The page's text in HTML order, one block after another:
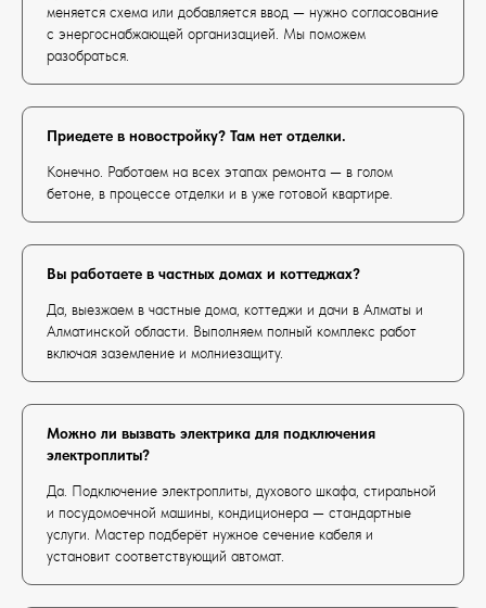
меняется схема или добавляется ввод — нужно согласование
с энергоснабжающей организацией. Мы поможем
разобраться.
Приедете в новостройку? Там нет отделки.
Конечно. Работаем на всех этапах ремонта — в голом
бетоне, в процессе отделки и в уже готовой квартире.
Вы работаете в частных домах и коттеджах?
Да, выезжаем в частные дома, коттеджи и дачи в Алматы и
Алматинской области. Выполняем полный комплекс работ
включая заземление и молниезащиту.
Можно ли вызвать электрика для подключения
электроплиты?
Да. Подключение электроплиты, духового шкафа, стиральной
и посудомоечной машины, кондиционера — стандартные
услуги. Мастер подберёт нужное сечение кабеля и
установит соответствующий автомат.